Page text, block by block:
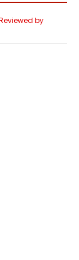
by